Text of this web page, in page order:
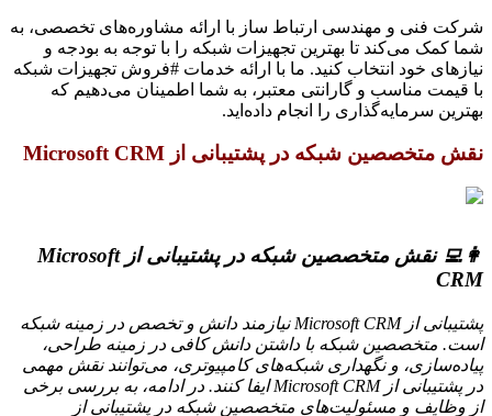
شرکت فنی و مهندسی ارتباط ساز با ارائه مشاوره‌های تخصصی، به
شما کمک می‌کند تا بهترین تجهیزات شبکه را با توجه به بودجه و
نیازهای خود انتخاب کنید. ما با ارائه خدمات #فروش تجهیزات شبکه
با قیمت مناسب و گارانتی معتبر، به شما اطمینان می‌دهیم که
بهترین سرمایه‌گذاری را انجام داده‌اید.
نقش متخصصین شبکه در پشتیبانی از Microsoft CRM
👩‍💻 نقش متخصصین شبکه در پشتیبانی از Microsoft
CRM
پشتیبانی از Microsoft CRM نیازمند دانش و تخصص در زمینه شبکه
است. متخصصین شبکه با داشتن دانش کافی در زمینه طراحی،
پیاده‌سازی، و نگهداری شبکه‌های کامپیوتری، می‌توانند نقش مهمی
در پشتیبانی از Microsoft CRM ایفا کنند. در ادامه، به بررسی برخی
از وظایف و مسئولیت‌های متخصصین شبکه در پشتیبانی از